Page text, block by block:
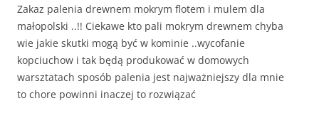
Zakaz palenia drewnem mokrym flotem i mulem dla
małopolski ..!! Ciekawe kto pali mokrym drewnem chyba
wie jakie skutki mogą być w kominie ..wycofanie
kopciuchow i tak będą produkować w domowych
warsztatach sposób palenia jest najważniejszy dla mnie
to chore powinni inaczej to rozwiązać